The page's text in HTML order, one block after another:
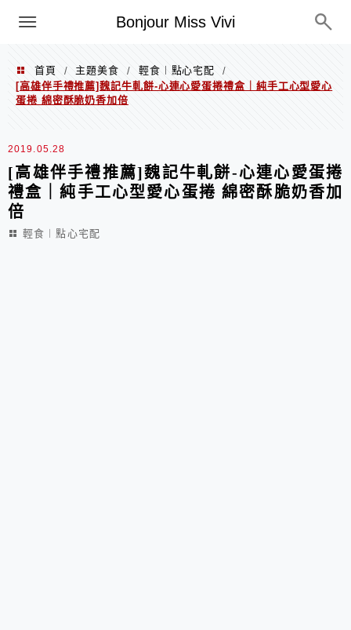
Bonjour Miss Vivi
選單
首頁 / 主題美食 / 輕食︱點心宅配
/
[高雄伴手禮推薦]魏記牛軋餅-心連心愛蛋捲禮盒｜純手工心型愛心
蛋捲 綿密酥脆奶香加倍
2019.05.28
[高雄伴手禮推薦]魏記牛軋餅-心連心愛蛋捲
禮盒｜純手工心型愛心蛋捲 綿密酥脆奶香加
倍
輕食︱點心宅配